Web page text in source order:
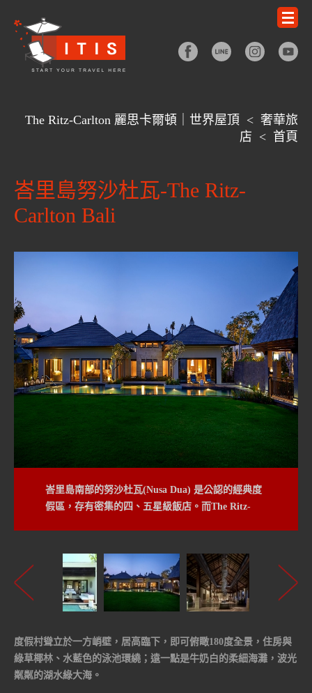
The Ritz-Carlton 麗思卡爾頓｜世界屋頂 < 奢華旅
店 < 首頁
峇里島努沙杜瓦-The Ritz-
Carlton Bali
峇里島南部的努沙杜瓦(Nusa Dua) 是公認的經典度
假區，存有密集的四、五星級飯店。而The Ritz-
位在努沙杜瓦最南端，距離機場僅20分鐘，非常方
便。
度假村聳立於一方峭壁，居高臨下，即可俯瞰180度全景，住房與
綠草椰林、水藍色的泳池環繞；遠一點是牛奶白的柔細海灘，波光
粼粼的湖水綠大海。